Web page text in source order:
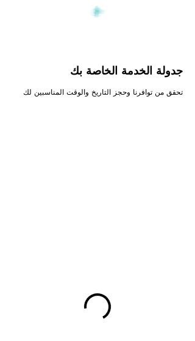
جدولة الخدمة الخاصة بك
تحقق من توافرنا وحجز التاريخ والوقت المناسبين لك